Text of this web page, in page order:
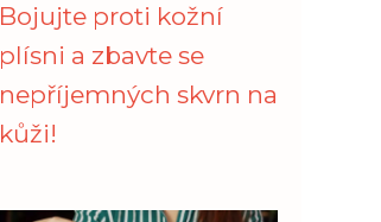
Bojujte proti kožní
plísni a zbavte se
nepříjemných skvrn na
kůži!